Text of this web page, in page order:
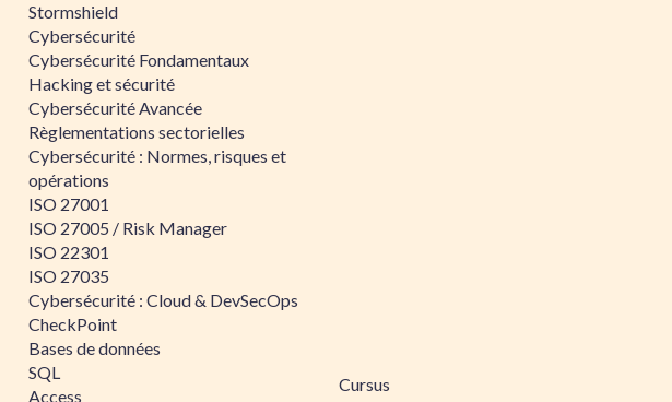
Stormshield
Cybersécurité
Cybersécurité Fondamentaux
Hacking et sécurité
Cybersécurité Avancée
Règlementations sectorielles
Cybersécurité : Normes, risques et
opérations
ISO 27001
ISO 27005 / Risk Manager
ISO 22301
ISO 27035
Cybersécurité : Cloud & DevSecOps
CheckPoint
Bases de données
SQL
Access
Cursus